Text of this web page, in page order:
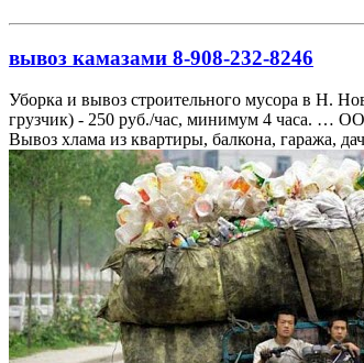
вывоз камазами 8-908-232-8246
Уборка и вывоз строительного мусора в Н.
грузчик) - 250 руб./час, минимум 4 часа. …
Вывоз хлама из квартиры, балкона, гаража,